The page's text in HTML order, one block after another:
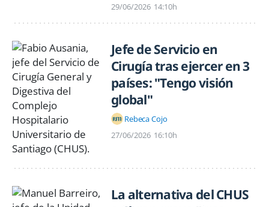
29/06/2026 14:10h
Jefe de Servicio en
Cirugía tras ejercer en 3
países: "Tengo visión
global"
Rebeca Cojo
27/06/2026 16:10h
La alternativa del CHUS